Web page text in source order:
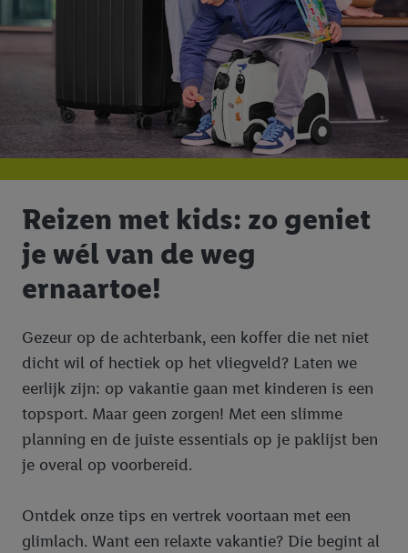
Reizen met kids: zo geniet
je wél van de weg
ernaartoe!
Gezeur op de achterbank, een koffer die net niet
dicht wil of hectiek op het vliegveld? Laten we
eerlijk zijn: op vakantie gaan met kinderen is een
topsport. Maar geen zorgen! Met een slimme
planning en de juiste essentials op je paklijst ben
je overal op voorbereid.
Ontdek onze tips en vertrek voortaan met een
glimlach. Want een relaxte vakantie? Die begint al